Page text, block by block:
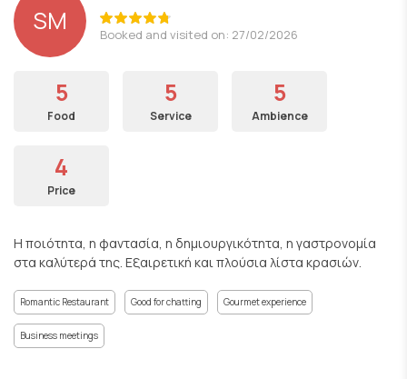
SM Booked and visited on: 27/02/2026
5
Food
5
Service
5
Ambience
4
Price
Η ποιότητα, η φαντασία, η δημιουργικότητα, η γαστρονομία
στα καλύτερά της. Εξαιρετική και πλούσια λίστα κρασιών.
Romantic Restaurant Good for chatting Gourmet experience
Business meetings